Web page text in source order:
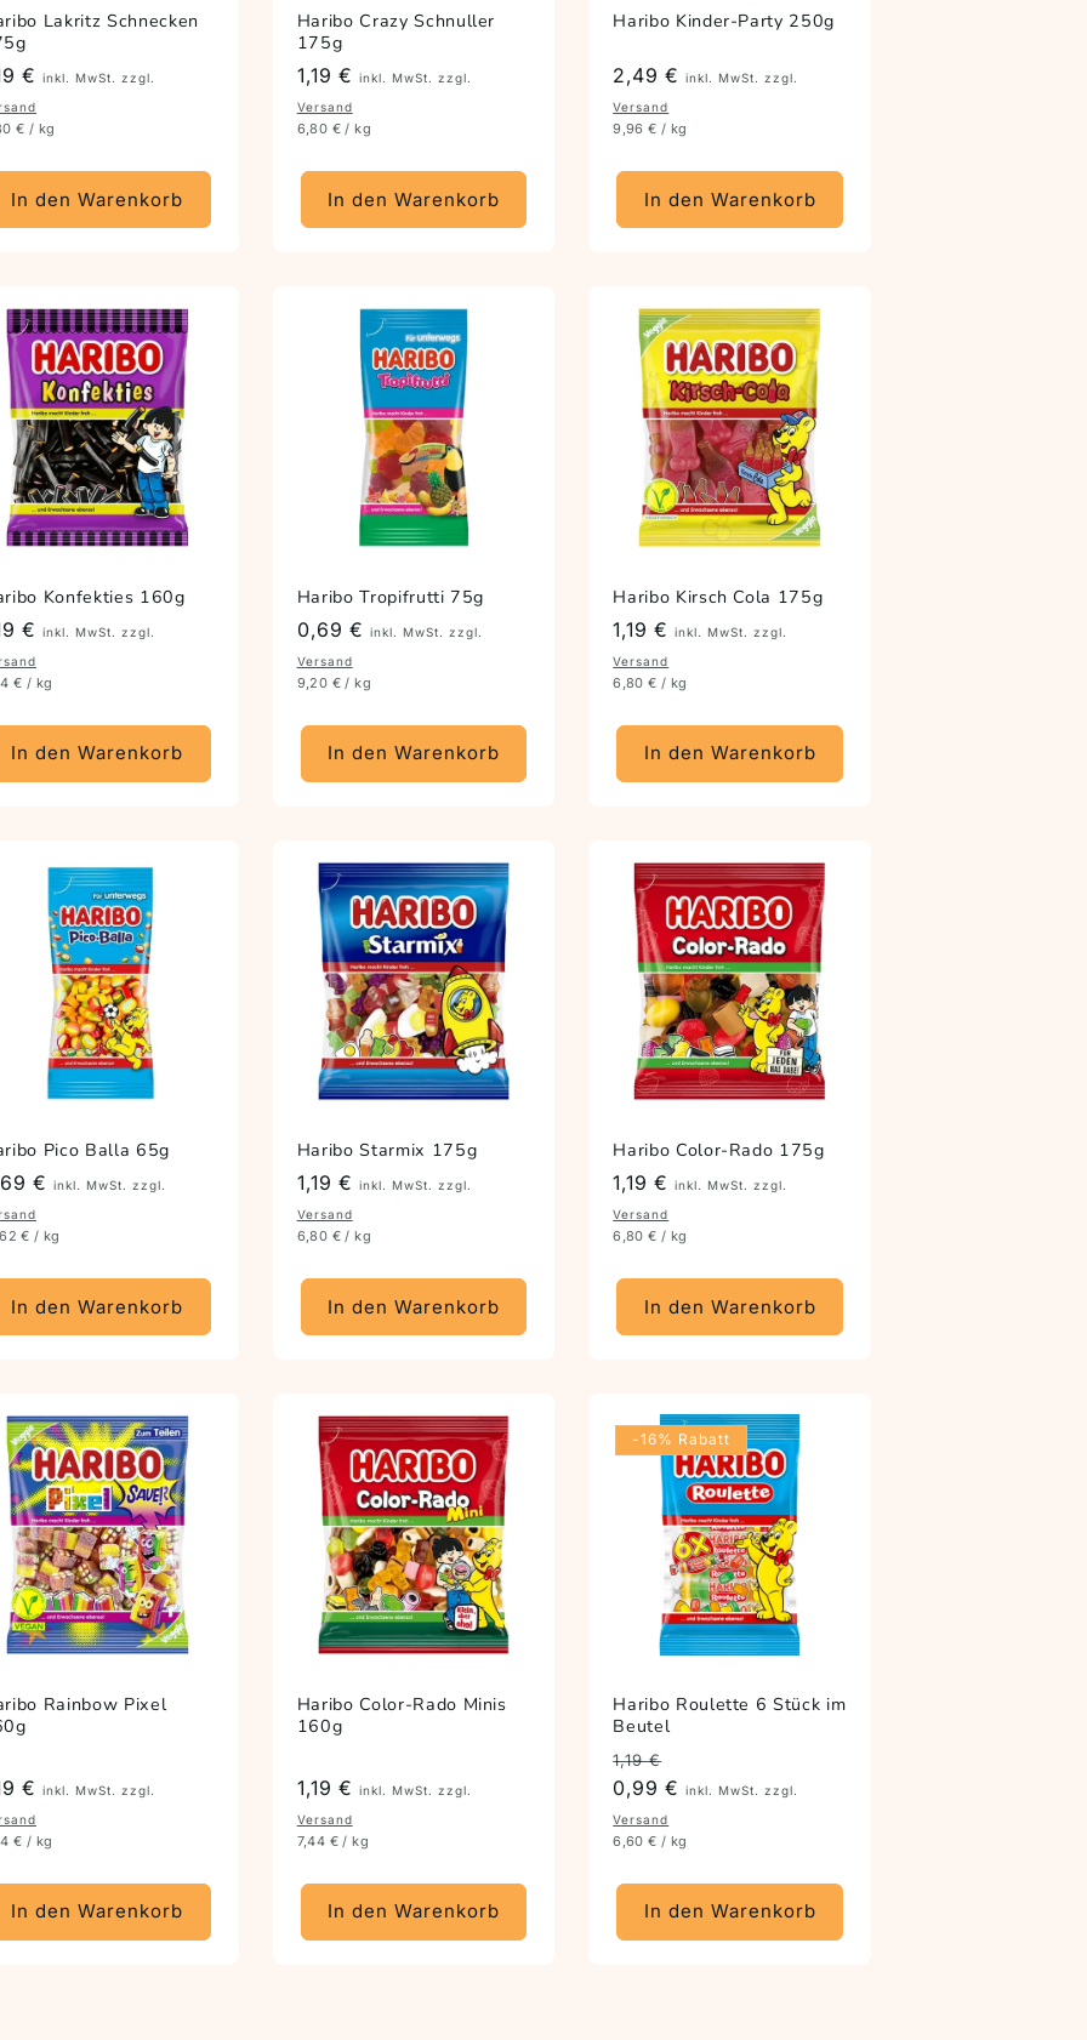
Lakritz Schnecken
€ inkl. MwSt. zzgl.
€ / kg
In den Warenkorb
Haribo Crazy Schnuller
175g
Preis
1,19 € inkl. MwSt. zzgl.
Versand
6,80 € / kg
In den Warenkorb
Haribo Kinder-Party 250g
Preis
2,49 €inkl. MwSt. zzgl.
Versand
9,96 € / kg
In den Warenkorb
Konfekties 160g
€ inkl. MwSt. zzgl.
€ / kg
In den Warenkorb
Haribo Tropifrutti 75g
Preis
0,69 € inkl. MwSt. zzgl.
Versand
9,20 € / kg
In den Warenkorb
Haribo Kirsch Cola 175g
Preis
1,19 €inkl. MwSt. zzgl.
Versand
6,80 € / kg
In den Warenkorb
Pico Balla 65g
€
inkl. MwSt. zzgl.
€ / kg
In den Warenkorb
Haribo Starmix 175g
Preis
1,19 €
inkl. MwSt. zzgl.
Versand
6,80 € / kg
In den Warenkorb
Haribo Color-Rado 175g
Preis
1,19 €inkl. MwSt. zzgl.
Versand
6,80 € / kg
In den Warenkorb
Rainbow Pixel
€ inkl. MwSt. zzgl.
€ / kg
In den Warenkorb
Haribo Color-Rado Minis
160g
Preis
1,19 € inkl. MwSt. zzgl.
Versand
7,44 € / kg
In den Warenkorb
-16% Rabatt
Haribo Roulette 6 Stück im
Beutel
Preis
1,19 €
0,99 €inkl. MwSt. zzgl.
Versand
6,60 € / kg
In den Warenkorb